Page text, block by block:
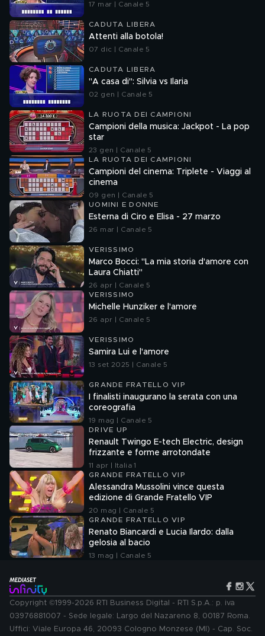
17 mar | Canale 5
CADUTA LIBERA
Attenti alla botola!
07 dic | Canale 5
CADUTA LIBERA
"A casa di": Silvia vs Ilaria
02 gen | Canale 5
LA RUOTA DEI CAMPIONI
Campioni della musica: Jackpot - La pop
star
23 gen | Canale 5
LA RUOTA DEI CAMPIONI
Campioni del cinema: Triplete - Viaggi al
cinema
09 gen | Canale 5
UOMINI E DONNE
Esterna di Ciro e Elisa - 27 marzo
26 mar | Canale 5
VERISSIMO
Marco Bocci: "La mia storia d'amore con
Laura Chiatti"
26 apr | Canale 5
VERISSIMO
Michelle Hunziker e l'amore
26 apr | Canale 5
VERISSIMO
Samira Lui e l'amore
13 set 2025 | Canale 5
GRANDE FRATELLO VIP
I finalisti inaugurano la serata con una
coreografia
19 mag | Canale 5
DRIVE UP
Renault Twingo E-tech Electric, design
frizzante e forme arrotondate
11 apr | Italia 1
GRANDE FRATELLO VIP
Alessandra Mussolini vince questa
edizione di Grande Fratello VIP
20 mag | Canale 5
GRANDE FRATELLO VIP
Renato Biancardi e Lucia Ilardo: dalla
gelosia al bacio
13 mag | Canale 5
Copyright ©1999-2026 RTI Business Digital - RTI S.p.A.: p. iva
03976881007 - Sede legale: Largo del Nazareno 8, 00187 Roma.
Uffici: Viale Europa 46, 20093 Cologno Monzese (MI) - Cap. Soc.